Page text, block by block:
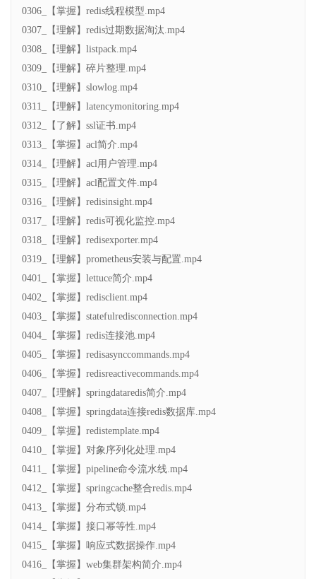
0306_【掌握】redis线程模型.mp4
0307_【理解】redis过期数据淘汰.mp4
0308_【理解】listpack.mp4
0309_【理解】碎片整理.mp4
0310_【理解】slowlog.mp4
0311_【理解】latencymonitoring.mp4
0312_【了解】ssl证书.mp4
0313_【掌握】acl简介.mp4
0314_【理解】acl用户管理.mp4
0315_【理解】acl配置文件.mp4
0316_【理解】redisinsight.mp4
0317_【理解】redis可视化监控.mp4
0318_【理解】redisexporter.mp4
0319_【理解】prometheus安装与配置.mp4
0401_【掌握】lettuce简介.mp4
0402_【掌握】redisclient.mp4
0403_【掌握】statefulredisconnection.mp4
0404_【掌握】redis连接池.mp4
0405_【掌握】redisasynccommands.mp4
0406_【掌握】redisreactivecommands.mp4
0407_【理解】springdataredis简介.mp4
0408_【掌握】springdata连接redis数据库.mp4
0409_【掌握】redistemplate.mp4
0410_【掌握】对象序列化处理.mp4
0411_【掌握】pipeline命令流水线.mp4
0412_【掌握】springcache整合redis.mp4
0413_【掌握】分布式锁.mp4
0414_【掌握】接口幂等性.mp4
0415_【掌握】响应式数据操作.mp4
0416_【掌握】web集群架构简介.mp4